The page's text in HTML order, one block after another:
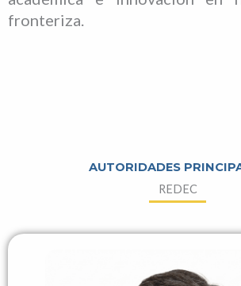
fronteriza.
AUTORIDADES
REDEC